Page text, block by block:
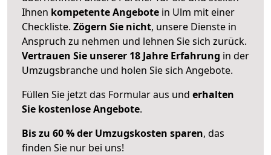
Ihnen kompetente Angebote in Ulm mit einer
Checkliste. Zögern Sie nicht, unsere Dienste in
Anspruch zu nehmen und lehnen Sie sich zurück.
Vertrauen Sie unserer 18 Jahre Erfahrung in der
Umzugsbranche und holen Sie sich Angebote.
Füllen Sie jetzt das Formular aus und erhalten
Sie kostenlose Angebote.
Bis zu 60 % der Umzugskosten sparen, das
finden Sie nur bei uns!